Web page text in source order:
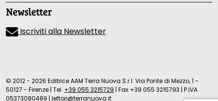
Newsletter
Iscriviti alla Newsletter
© 2012 - 2026 Editrice AAM Terra Nuova S.r.l. Via Ponte di Mezzo, 1 -
50127 - Firenze | Tel. +39 055 3215729 | Fax +39 055 3215793 | P.IVA
05373080489 | lettori@terranuova.it